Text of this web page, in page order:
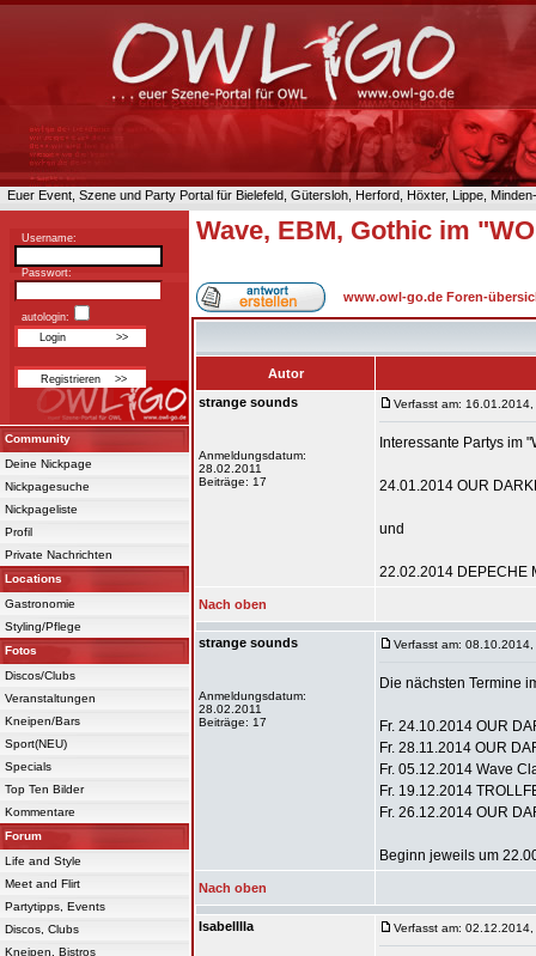
Euer Event, Szene und Party Portal für Bielefeld, Gütersloh, Herford, Höxter, Lippe,
Username:
Passwort:
autologin:
Community
Deine Nickpage
Nickpagesuche
Nickpageliste
Profil
Private Nachrichten
Locations
Gastronomie
Styling/Pflege
Fotos
Discos/Clubs
Veranstaltungen
Kneipen/Bars
Sport(NEU)
Specials
Top Ten Bilder
Kommentare
Forum
Life and Style
Meet and Flirt
Partytipps, Events
Discos, Clubs
Kneipen, Bistros
Wave, EBM, Gothic im
www.owl-go.de Foren-
Autor
strange sounds
Anmeldungsdatum:
28.02.2011
Beiträge: 17
Verfasst am:
Interessante Partys im
24.01.2014 OUR
und
22.02.2014 DEPECHE
Nach oben
strange sounds
Anmeldungsdatum:
28.02.2011
Beiträge: 17
Verfasst am:
Die nächsten Termine
Fr. 24.10.2014 OUR
Fr. 28.11.2014 OUR
Fr. 05.12.2014 Wave
Fr. 19.12.2014
Fr. 26.12.2014 OUR
Beginn jeweils um
Nach oben
Isabelllla Verfasst am: